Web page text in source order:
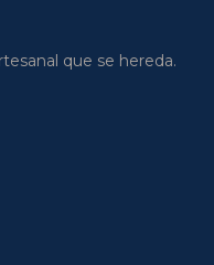
que se hereda.